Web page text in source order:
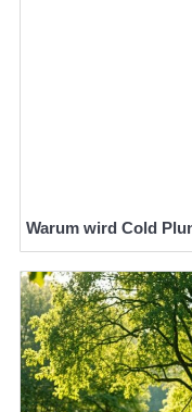
Warum wird Cold